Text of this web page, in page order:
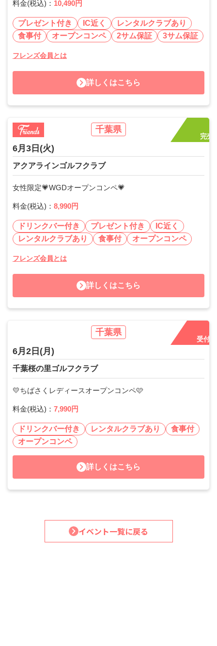
料金(税込)： 10,490円
プレゼント付き IC近く
レンタルクラブあり
食事付
オープンコンペ 2サム保証 3サム保証
フレンズ会員とは
詳しくはこちら
千葉県
完売
6月3日 (火)
アクアラインゴルフクラブ
女性限定💗WGDオープンコンペ💗
料金(税込)： 8,990円
ドリンクバー付き プレゼント付き
IC近く
レンタルクラブあり
食事付 オープンコンペ
フレンズ会員とは
詳しくはこちら
千葉県
受付中
6月2日 (月)
千葉桜の里ゴルフクラブ
💛ちばさくレディースオープンコンペ🩷
料金(税込)： 7,990円
ドリンクバー付き レンタルクラブあり
食事付
オープンコンペ
詳しくはこちら
イベント一覧に戻る